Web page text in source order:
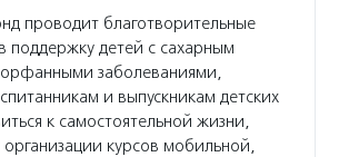
проводит благотворительные
поддержку детей с сахарным
заболеваниями,
и выпускникам детских
к самостоятельной жизни,
организации курсов мобильной,